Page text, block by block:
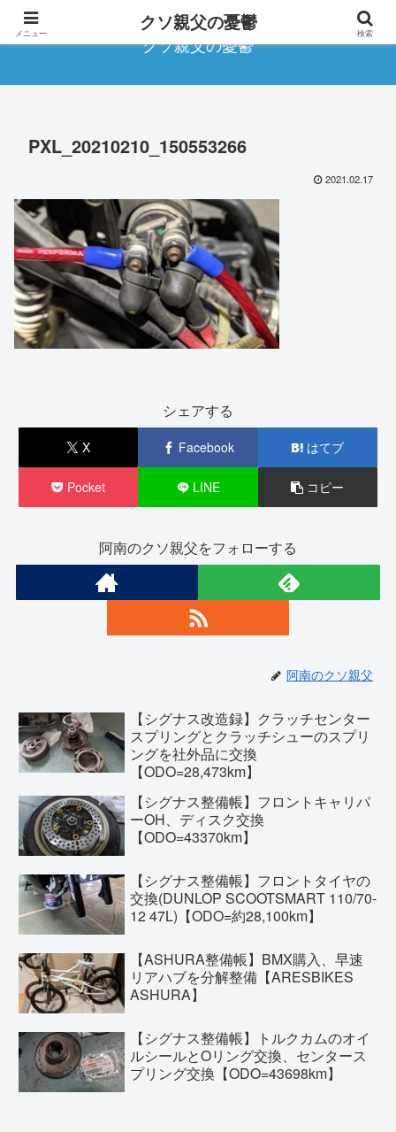
クソ親父の憂鬱
PXL_20210210_150553266
2021.02.17
シェアする
X Facebook はてブ
Pocket LINE コピー
阿南のクソ親父をフォローする
阿南のクソ親父
【シグナス改造録】クラッチセンター
スプリングとクラッチシューのスプリ
ングを社外品に交換
【ODO=28,473km】
【シグナス整備帳】フロントキャリパ
ーOH、ディスク交換
【ODO=43370km】
【シグナス整備帳】フロントタイヤの
交換(DUNLOP SCOOTSMART 110/70-
12 47L)【ODO=約28,100km】
【ASHURA整備帳】BMX購入、早速
リアハブを分解整備【ARESBIKES
ASHURA】
【シグナス整備帳】トルクカムのオイ
ルシールとOリング交換、センタース
プリング交換【ODO=43698km】
メニュー クソ親父の憂鬱 検索